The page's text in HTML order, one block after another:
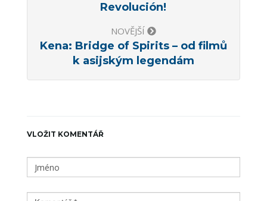
Revolución!
NOVĚJŠÍ
Kena: Bridge of Spirits – od filmů
k asijským legendám
VLOŽIT KOMENTÁŘ